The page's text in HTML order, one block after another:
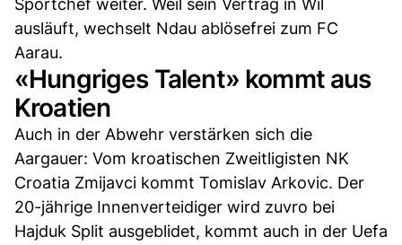
Sportchef weiter. Weil sein Vertrag in Wil
ausläuft, wechselt Ndau ablösefrei zum FC
Aarau.
«Hungriges Talent» kommt aus
Kroatien
Auch in der Abwehr verstärken sich die
Aargauer: Vom kroatischen Zweitligisten NK
Croatia Zmijavci kommt Tomislav Arkovic. Der
20-jährige Innenverteidiger wird zuvro bei
Hajduk Split ausgeblidet, kommt auch in der Uefa